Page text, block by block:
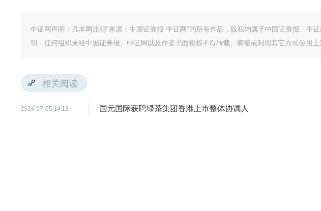
中证网声明：凡本网注明“来源：中国证券报·中证网”的所有作品，版权均属于中国证券报、中
明，任何组织未经中国证券报、中证网以及作者书面授权不得转载、摘编或利用其它方式使用上
相关阅读
2024-07-05 14:18 国元国际获聘绿茶集团香港上市整体协调人